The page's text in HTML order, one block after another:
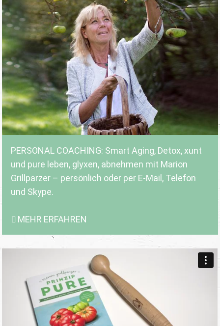
PERSONAL COACHING: Smart Aging, Detox, xunt
und pure leben, glyxen, abnehmen mit Marion
Grillparzer – persönlich oder per E-Mail, Telefon
und Skype.
MEHR ERFAHREN